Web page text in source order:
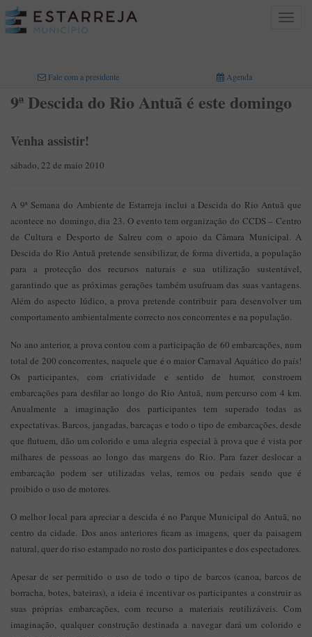
Toggle
Fale com a presidente Agenda
9ª Descida do Rio Antuã é este domingo
Venha assistir!
sábado, 22 de maio 2010
A 9ª Semana do Ambiente de Estarreja inclui a Descida do Rio Antuã que
acontece no domingo, dia 23. O evento tem organização do CCDS – Centro
de Cultura e Desporto de Salreu com o apoio da Câmara Municipal. A
Descida do Rio Antuã pretende sensibilizar, de forma divertida, a população
para a protecção dos recursos naturais e sua utilização sustentável,
garantindo que as próximas gerações também usufruam das suas vantagens.
Além do aspecto lúdico, a prova pretende contribuir para desenvolver um
comportamento ambientalmente correcto nos concorrentes e na população.
No ano anterior, a prova contou com a participação de 60 embarcações, num
total de 200 concorrentes, naquele que é o maior Carnaval Aquático do país!
Os participantes, com criatividade e sentido de humor, constroem
embarcações para desfilar ao longo do Rio Antuã, num percurso com 4 km.
Anualmente a imaginação dos participantes tem superado todas as
expectativas. Barcos, jangadas, barcaças e todo o tipo de embarcações, desde
que flutuem, dão um colorido e uma alegria especial à prova que é vista por
milhares de pessoas ao longo das margens do Rio. Para fazer deslocar a
embarcação podem ser utilizadas velas, remos ou pedais sendo que é
proibido o uso de motores.
O melhor local para apreciar a descida é no Parque Municipal do Antuã, no
centro da cidade. Dos anos anteriores ficam as imagens, quer da paisagem
natural, quer do riso estampado no rosto dos participantes e dos espectadores.
Apesar de ser permitido o uso de todo o tipo de barcos (canoa, barcos de
borracha, botes, bateiras), a ideia é incentivar os participantes a construir as
suas próprias embarcações, com recurso a materiais reutilizáveis. Com
imaginação, qualquer construção destinada a navegar dará um colorido e